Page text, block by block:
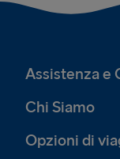
Assistenza e
Chi Siamo
Opzioni di